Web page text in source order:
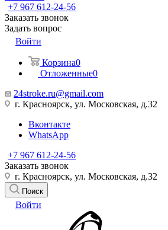
+7 967 612-24-56
Заказать звонок
Задать вопрос
Войти
Корзина0
Отложенные0
24stroke.ru@gmail.com
г. Красноярск, ул. Московская, д.32
Вконтакте
WhatsApp
+7 967 612-24-56
Заказать звонок
г. Красноярск, ул. Московская, д.32
Поиск
Войти